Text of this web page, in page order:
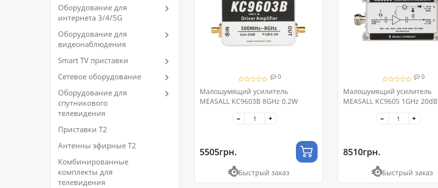
Оборудование для
интернета 3/4/5G
Оборудование для
видеонаблюдения
Smart TV приставки
Сетевое оборудование
Оборудование для
спутникового
телевидения
Приставки Т2
Антенны эфирные Т2
Комбинированные
комплекты для
телевидения
0
Малошумящий усилитель
MEASALL KC9603B 8GHz 0.2W
5505грн.
Быстрый заказ
0
Малошумящий усилитель
MEASALL KC9605 1GHz 20dB
8510грн.
Быстрый заказ